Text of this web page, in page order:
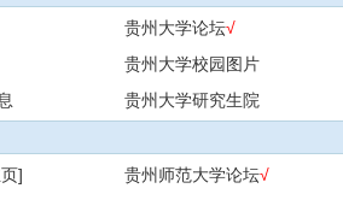
贵州大学论坛√
贵州大学校园图片
贵州大学研究生院
] 贵州师范大学论坛√